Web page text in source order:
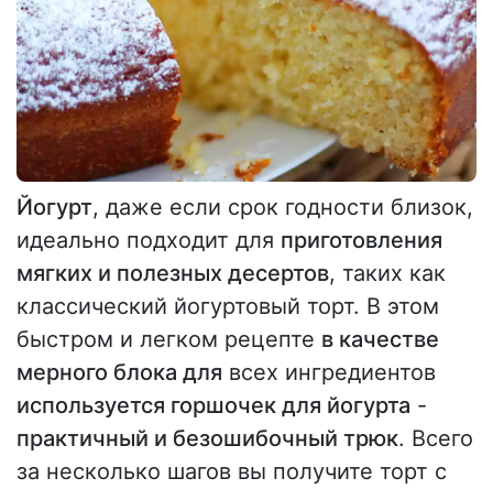
Йогурт, даже если срок годности близок,
идеально подходит для приготовления
мягких и полезных десертов, таких как
классический йогуртовый торт. В этом
быстром и легком рецепте в качестве
мерного блока для всех ингредиентов
используется горшочек для йогурта -
практичный и безошибочный трюк. Всего
за несколько шагов вы получите торт с